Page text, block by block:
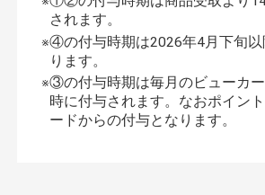
されます。
※④の付与時期は2026年4月下旬以
ります。
※③の付与時期は毎月のビューカ
時に付与されます。 なおポイン
ードからの付与となります。